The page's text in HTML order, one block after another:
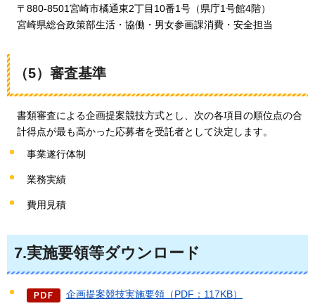
〒880-8501宮崎市橘通東2丁目10番1号（県庁1号館4階）
宮崎県総合政策部生活・協働・男女参画課消費・安全担当
（5）審査基準
書類審査による企画提案競技方式とし、次の各項目の順位点の合
計得点が最も高かった応募者を受託者として決定します。
事業遂行体制
業務実績
費用見積
7.実施要領等ダウンロード
企画提案競技実施要領（PDF：117KB）